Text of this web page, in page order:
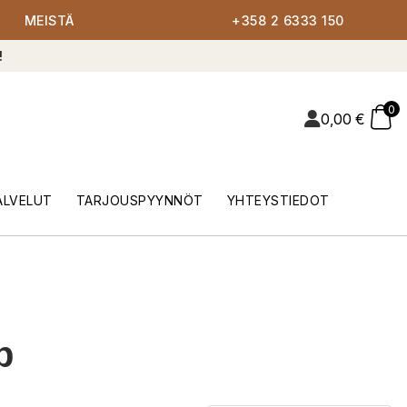
MEISTÄ +358 2 6333 150
0,00 €
0
TARJOUSPYYNNÖT YHTEYSTIEDOT